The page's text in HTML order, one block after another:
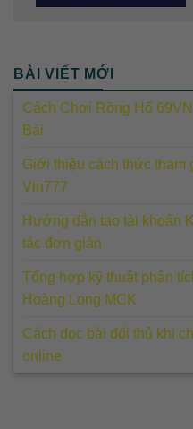
BÀI VIẾT MỚI
Cách Chơi Rồng Hổ
Bài
Giới thiệu cách thức tham
Vin777
Hướng dẫn tạo tài khoản
tác đơn giản
Tổng hợp kỹ thuật phân
Hoàng Long MCK
Cách đọc bài đối thủ khi
online